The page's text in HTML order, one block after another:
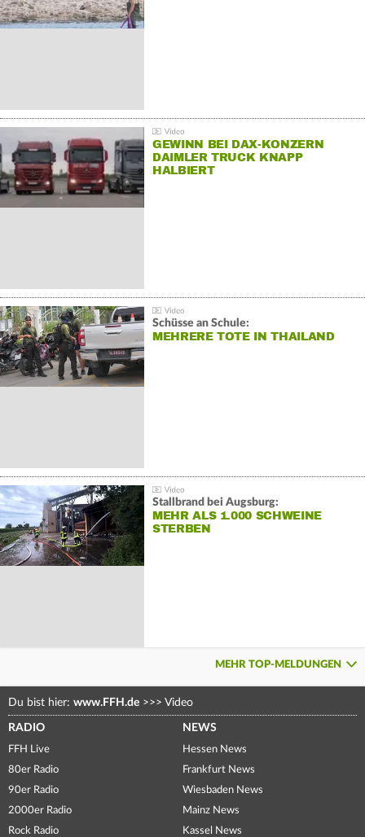
GEWINN BEI DAX-KONZERN
DAIMLER TRUCK KNAPP
HALBIERT
Schüsse an Schule:
MEHRERE TOTE IN THAILAND
Stallbrand bei Augsburg:
MEHR ALS 1.000 SCHWEINE
STERBEN
MEHR TOP-MELDUNGEN
Du bist hier: www.FFH.de >>> Video
RADIO
FFH Live
80er Radio
90er Radio
2000er Radio
Rock Radio
NEWS
Hessen News
Frankfurt News
Wiesbaden News
Mainz News
Kassel News